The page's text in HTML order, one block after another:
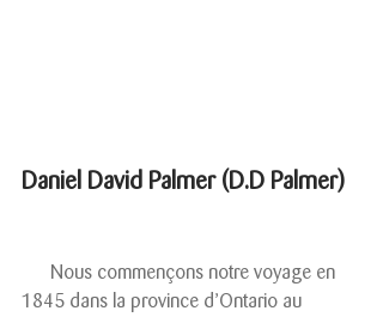
Daniel David Palmer (D.D Palmer)
1845 dans la province d’Ontario au